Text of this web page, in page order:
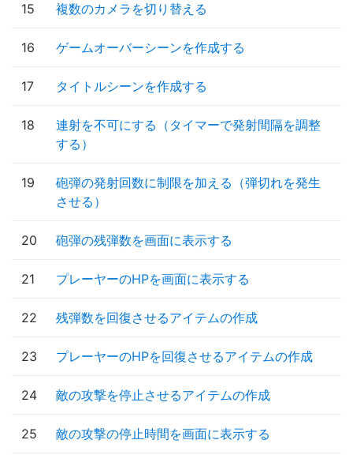
15 複数のカメラを切り替える
16 ゲームオーバーシーンを作成する
17 タイトルシーンを作成する
18
連射を不可にする（タイマーで発射間隔を調整
する）
19
砲弾の発射回数に制限を加える（弾切れを発生
させる）
20 砲弾の残弾数を画面に表示する
21 プレーヤーのHPを画面に表示する
22 残弾数を回復させるアイテムの作成
23 プレーヤーのHPを回復させるアイテムの作成
24 敵の攻撃を停止させるアイテムの作成
25 敵の攻撃の停止時間を画面に表示する